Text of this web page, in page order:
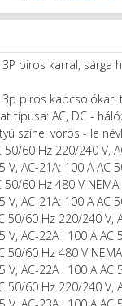
piros karral, sárga
3p piros kapcsolókar.
típusa: AC, DC -
színe: vörös - le
50/60 Hz 220/240 V,
AC-21A: 100 A AC
50/60 Hz 480 V
AC-21A: 100 A AC
50/60 Hz 220/240 V,
AC-22A : 100 A AC
50/60 Hz 480 V
AC-22A : 100 A AC
50/60 Hz 220/240 V,